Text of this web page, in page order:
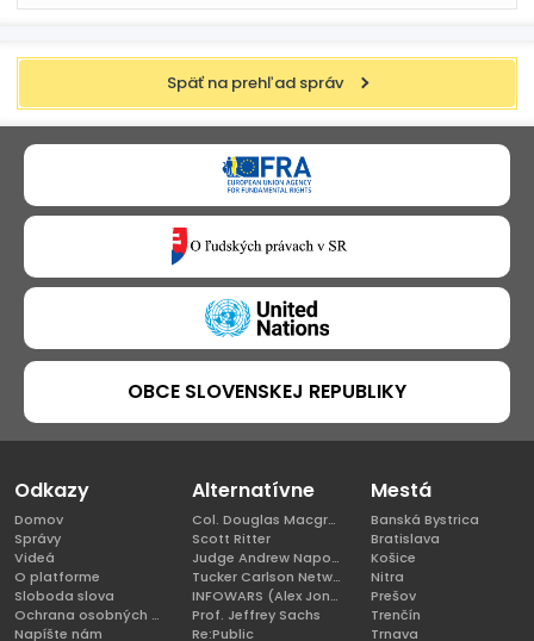
Späť na prehľad správ
OBCE SLOVENSKEJ REPUBLIKY
Odkazy
Domov
Správy
Videá
O platforme
Sloboda slova
Ochrana osobných údajov
Napíšte nám
Alternatívne
Col. Douglas Macgregor, Ph.D
Scott Ritter
Judge Andrew Napolitano
Tucker Carlson Network
INFOWARS (Alex Jones)
Prof. Jeffrey Sachs
Re:Public
Mestá
Banská Bystrica
Bratislava
Košice
Nitra
Prešov
Trenčín
Trnava